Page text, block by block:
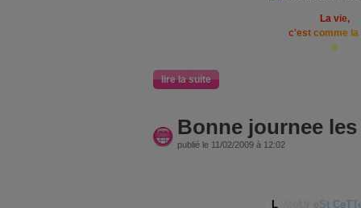
La vie,
c'est comme a
e
lire la suite
Bonne journee les
publié le 11/02/2009 à 12:02
L St CeTT